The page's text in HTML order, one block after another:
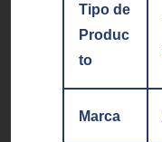
Tipo de
Produc
to
Marca